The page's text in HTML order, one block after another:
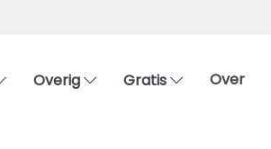
Overig Gratis Over